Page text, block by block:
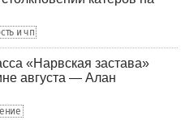
и чп
«Нарвская застава»
августа — Алан